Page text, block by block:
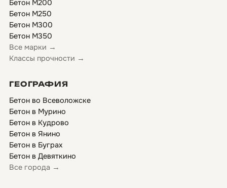
Бетон М200
Бетон М250
Бетон М300
Бетон М350
Все марки →
Классы прочности →
ГЕОГРАФИЯ
Бетон во Всеволожске
Бетон в Мурино
Бетон в Кудрово
Бетон в Янино
Бетон в Буграх
Бетон в Девяткино
Все города →